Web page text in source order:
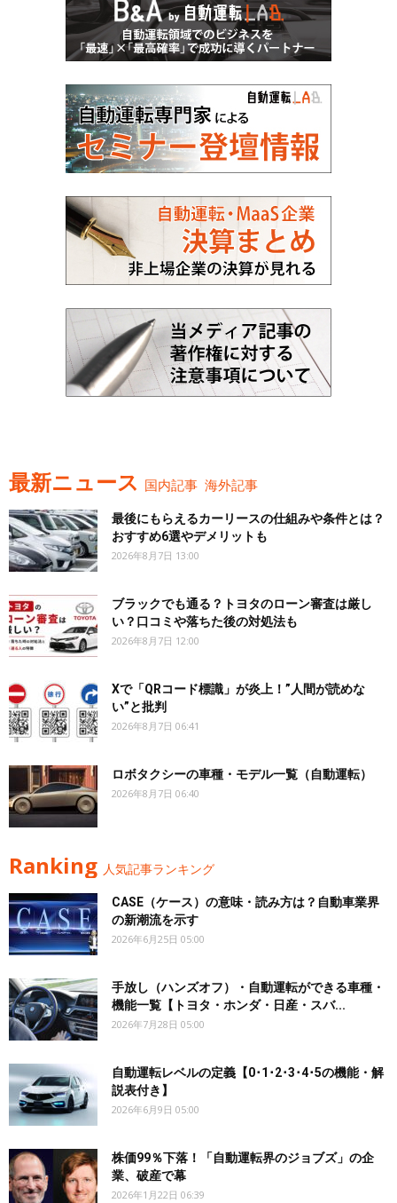
最新ニュース 国内記事 海外記事
最後にもらえるカーリースの仕組みや条件とは？
おすすめ6選やデメリットも
2026年8月7日 13:00
ブラックでも通る？トヨタのローン審査は厳し
い？口コミや落ちた後の対処法も
2026年8月7日 12:00
Xで「QRコード標識」が炎上！”人間が読めな
い”と批判
2026年8月7日 06:41
ロボタクシーの車種・モデル一覧（自動運転）
2026年8月7日 06:40
Ranking 人気記事ランキング
CASE（ケース）の意味・読み方は？自動車業界
の新潮流を示す
2026年6月25日 05:00
手放し（ハンズオフ）・自動運転ができる車種・
機能一覧【トヨタ・ホンダ・日産・スバ...
2026年7月28日 05:00
自動運転レベルの定義【0･1･2･3･4･5の機能・解
説表付き】
2026年6月9日 05:00
株価99％下落！「自動運転界のジョブズ」の企
業、破産で幕
2026年1月22日 06:39